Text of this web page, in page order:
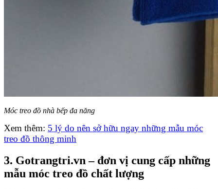
Móc treo đồ nhà bếp đa năng
Xem thêm: 5 lý do nên sở hữu ngay những mẫu móc
treo đồ thông minh
3. Gotrangtri.vn – đơn vị cung cấp những
mẫu móc treo đồ chất lượng